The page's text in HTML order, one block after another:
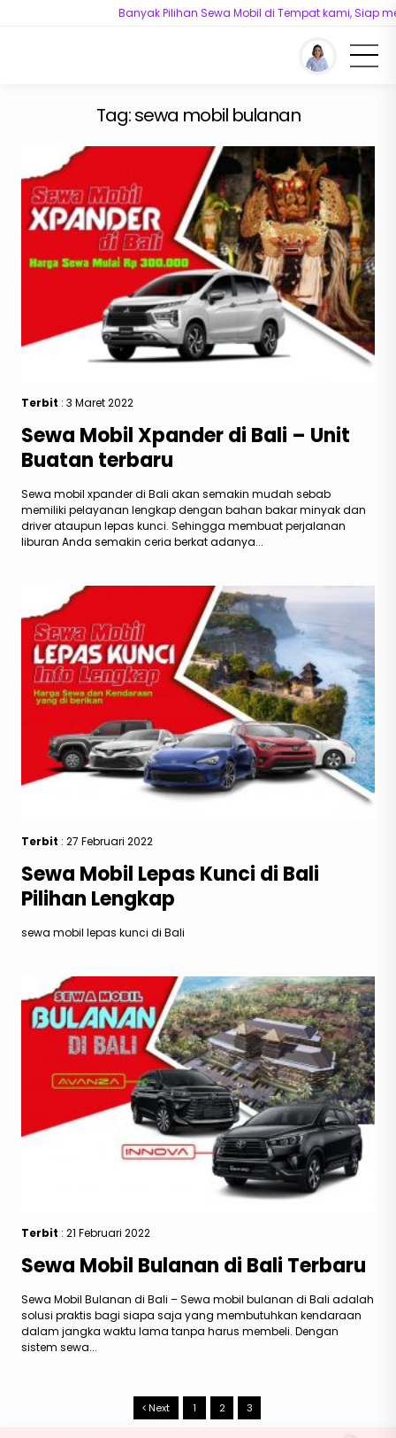
Banyak Pilihan Sewa Mobil di Tempat kami, Siap
You are here :Beranda/Tag "sewa mobil bulanan"/ Hal : 3
Tag:sewa mobil bulanan
Terbit : 3 Maret 2022
Sewa Mobil Xpander di Bali – Unit
Buatan terbaru
Sewa mobil xpander di Bali akan semakin mudah sebab
memiliki pelayanan lengkap dengan bahan bakar minyak dan
driver ataupun lepas kunci. Sehingga membuat perjalanan
liburan Anda semakin ceria berkat adanya...
Terbit : 27 Februari 2022
Sewa Mobil Lepas Kunci di Bali
Pilihan Lengkap
sewa mobil lepas kunci di Bali
Terbit : 21 Februari 2022
Sewa Mobil Bulanan di Bali Terbaru
Sewa Mobil Bulanan di Bali – Sewa mobil bulanan di Bali adalah
solusi praktis bagi siapa saja yang membutuhkan kendaraan
dalam jangka waktu lama tanpa harus membeli. Dengan
sistem sewa...
Next 1 2 3